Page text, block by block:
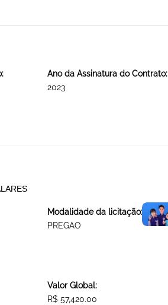
Ano da Assinatura do Contrato:
2023
Modalidade da licitação:
PREGAO
Valor Global:
R$ 57,420.00